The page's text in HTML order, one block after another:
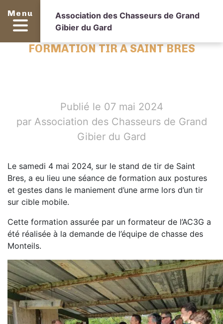
Menu
Association des Chasseurs de Grand
Gibier du Gard
FORMATION TIR A SAINT BRES
Publié le 07 mai 2024
par Association des Chasseurs de Grand
Gibier du Gard
Le samedi 4 mai 2024, sur le stand de tir de Saint
Bres, a eu lieu une séance de formation aux postures
et gestes dans le maniement d’une arme lors d’un tir
sur cible mobile.
Cette formation assurée par un formateur de l’AC3G a
été réalisée à la demande de l’équipe de chasse des
Monteils.